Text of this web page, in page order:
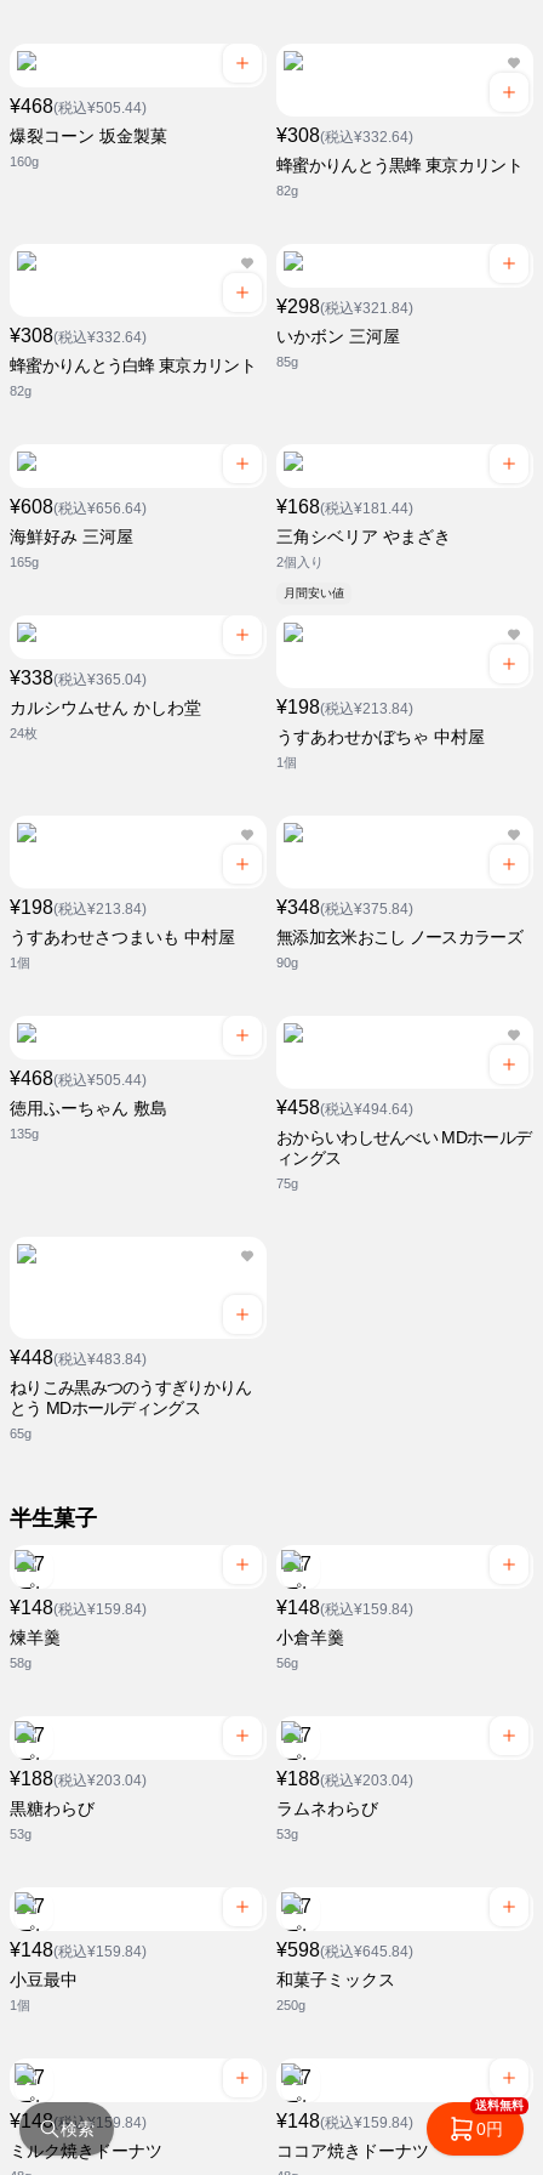
¥468(税込¥505.44)
爆裂コーン 坂金製菓
160g
¥308(税込¥332.64)
蜂蜜かりんとう黒蜂 東京カリント
82g
¥308(税込¥332.64)
蜂蜜かりんとう白蜂 東京カリント
82g
¥298(税込¥321.84)
いかボン 三河屋
85g
¥608(税込¥656.64)
海鮮好み 三河屋
165g
¥168(税込¥181.44)
三角シベリア やまざき
2個入り
月間安い値
¥338(税込¥365.04)
カルシウムせん かしわ堂
24枚
¥198(税込¥213.84)
うすあわせかぼちゃ 中村屋
1個
¥198(税込¥213.84)
うすあわせさつまいも 中村屋
1個
¥348(税込¥375.84)
無添加玄米おこし ノースカラーズ
90g
¥468(税込¥505.44)
徳用ふーちゃん 敷島
135g
¥458(税込¥494.64)
おからいわしせんべい MDホールデ
ィングス
75g
¥448(税込¥483.84)
ねりこみ黒みつのうすぎりかりん
とう MDホールディングス
65g
半生菓子
¥148(税込¥159.84)
煉羊羹
58g
¥148(税込¥159.84)
小倉羊羹
56g
¥188(税込¥203.04)
黒糖わらび
53g
¥188(税込¥203.04)
ラムネわらび
53g
¥148(税込¥159.84)
小豆最中
1個
¥598(税込¥645.84)
和菓子ミックス
250g
¥148(税込¥159.84)
ミルク焼きドーナツ
¥148(税込¥159.84)
ココア焼きドーナツ
検索
送料無料
0円